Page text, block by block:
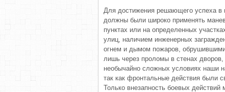
Для достижения решающего успеха в
должны были широко применять
пунктах или на определенных
улиц, наличием инженерных
огнем и дымом пожаров,
лишь через проломы в стенах
необычайно сложных условиях наши
так как фронтальные действия были
Только внезапность боевых